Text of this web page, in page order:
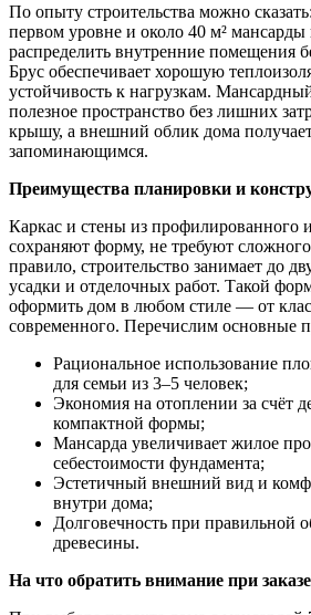
По опыту строительства можно
первом уровне и около 40 м² мансарды
распределить внутренние помещения
Брус обеспечивает хорошую
устойчивость к нагрузкам.
полезное пространство без лишних
крышу, а внешний облик дома
запоминающимся.
Преимущества планировки и
Каркас и стены из профилированного
сохраняют форму, не требуют
правило, строительство занимает до
усадки и отделочных работ. Такой
оформить дом в любом стиле — от
современного. Перечислим основные
Рациональное использование
для семьи из 3–5 человек;
Экономия на отоплении за счёт
компактной формы;
Мансарда увеличивает жилое
себестоимости фундамента;
Эстетичный внешний вид и
внутри дома;
Долговечность при правильной
древесины.
На что обратить внимание при заказе